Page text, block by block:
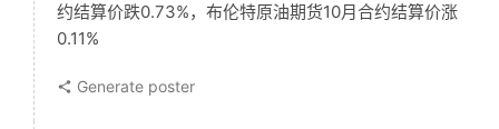
约结算价跌0.73%，布伦特原油期货10月合约结算价涨
0.11%
Generate poster